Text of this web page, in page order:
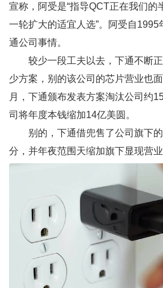
宣称，阿受是“指导QCT正在我们的
一轮扩大的适宜人选”。阿受自
通公司事情。
较少一段工夫以去，下通不断
少方案，别的该公司的芯片营业也
月，下通颁布发表方案淘汰公司约
司将年度本钱缩加14亿美圆。
别的，下通借兜售了公司旗下
分，并年夜范围天缩加旗下显现营业